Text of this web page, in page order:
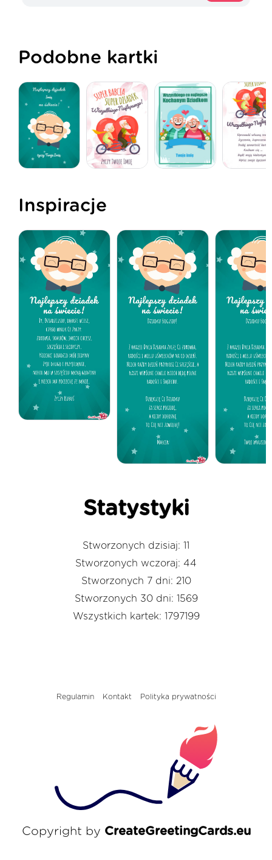
Podobne kartki
Inspiracje
Statystyki
Stworzonych dzisiaj: 11
Stworzonych wczoraj: 44
Stworzonych 7 dni: 210
Stworzonych 30 dni: 1569
Wszystkich kartek: 1797199
Regulamin Kontakt Polityka prywatności
Copyright by CreateGreetingCards.eu